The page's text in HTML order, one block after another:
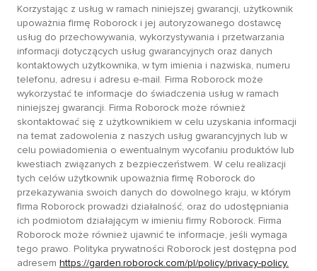
Korzystając z usług w ramach niniejszej gwarancji, użytkownik
upoważnia firmę Roborock i jej autoryzowanego dostawcę
usług do przechowywania, wykorzystywania i przetwarzania
informacji dotyczących usług gwarancyjnych oraz danych
kontaktowych użytkownika, w tym imienia i nazwiska, numeru
telefonu, adresu i adresu e-mail. Firma Roborock może
wykorzystać te informacje do świadczenia usług w ramach
niniejszej gwarancji. Firma Roborock może również
skontaktować się z użytkownikiem w celu uzyskania informacji
na temat zadowolenia z naszych usług gwarancyjnych lub w
celu powiadomienia o ewentualnym wycofaniu produktów lub
kwestiach związanych z bezpieczeństwem. W celu realizacji
tych celów użytkownik upoważnia firmę Roborock do
przekazywania swoich danych do dowolnego kraju, w którym
firma Roborock prowadzi działalność, oraz do udostępniania
ich podmiotom działającym w imieniu firmy Roborock. Firma
Roborock może również ujawnić te informacje, jeśli wymaga
tego prawo. Polityka prywatności Roborock jest dostępna pod
adresem https://garden.roborock.com/pl/policy/privacy-policy.